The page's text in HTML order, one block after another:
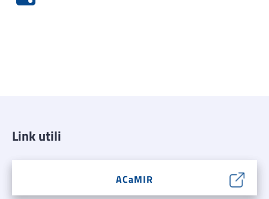
Link utili
ACaMIR